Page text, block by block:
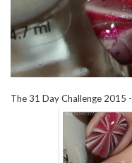
The 31 Day Challenge 2015